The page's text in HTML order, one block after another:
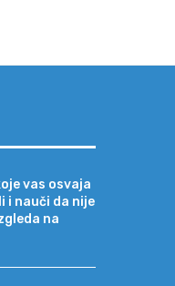
vas osvaja
i nauči da nije
na